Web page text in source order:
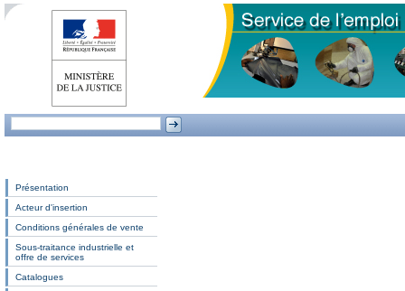
Présentation
Acteur d'insertion
Conditions générales de vente
Sous-traitance industrielle et
offre de services
Catalogues